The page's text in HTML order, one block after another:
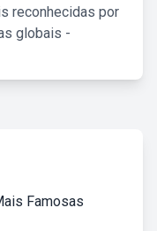
reconhecidas por
globais -
Famosas